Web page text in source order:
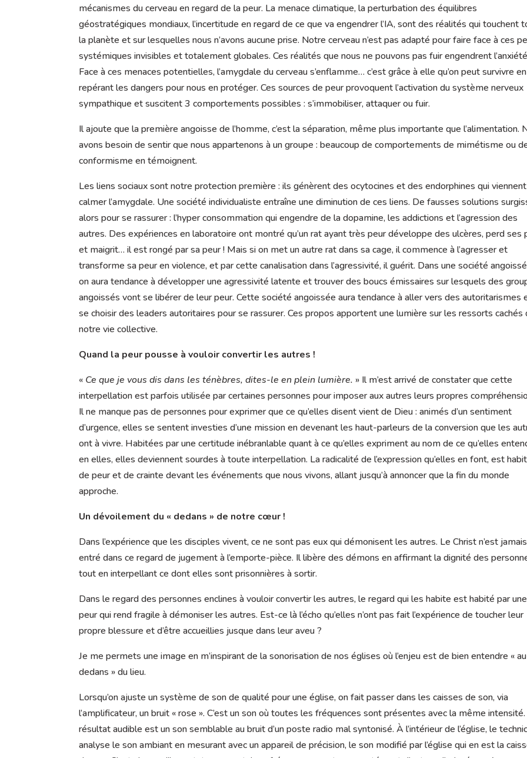
mécanismes du cerveau en regard de la peur. La menace climatique, la perturbation des équilibres
géostratégiques mondiaux, l’incertitude en regard de ce que va engendrer l’IA, sont des réalités qui touchent
la planète et sur lesquelles nous n’avons aucune prise. Notre cerveau n’est pas adapté pour faire face à ces
systémiques invisibles et totalement globales. Ces réalités que nous ne pouvons pas fuir engendrent
Face à ces menaces potentielles, l’amygdale du cerveau s’enflamme… c’est grâce à elle qu’on peut survivre en
repérant les dangers pour nous en protéger. Ces sources de peur provoquent l’activation du système nerveux
sympathique et suscitent 3 comportements possibles : s’immobiliser, attaquer ou fuir.
Il ajoute que la première angoisse de l’homme, c’est la séparation, même plus importante que l’alimentation.
avons besoin de sentir que nous appartenons à un groupe : beaucoup de comportements de mimétisme ou
conformisme en témoignent.
Les liens sociaux sont notre protection première : ils génèrent des ocytocines et des endorphines qui viennent
calmer l’amygdale. Une société individualiste entraîne une diminution de ces liens. De fausses solutions
alors pour se rassurer : l’hyper consommation qui engendre de la dopamine, les addictions et l’agression des
autres. Des expériences en laboratoire ont montré qu’un rat ayant très peur développe des ulcères, perd ses
et maigrit… il est rongé par sa peur ! Mais si on met un autre rat dans sa cage, il commence à l’agresser et
transforme sa peur en violence, et par cette canalisation dans l’agressivité, il guérit. Dans une société
on aura tendance à développer une agressivité latente et trouver des boucs émissaires sur lesquels des
angoissés vont se libérer de leur peur. Cette société angoissée aura tendance à aller vers des autoritarismes
se choisir des leaders autoritaires pour se rassurer. Ces propos apportent une lumière sur les ressorts cachés
notre vie collective.
Quand la peur pousse à vouloir convertir les autres !
« Ce que je vous dis dans les ténèbres, dites-le en plein lumière. » Il m’est arrivé de constater que cette
interpellation est parfois utilisée par certaines personnes pour imposer aux autres leurs propres
Il ne manque pas de personnes pour exprimer que ce qu’elles disent vient de Dieu : animés d’un sentiment
d’urgence, elles se sentent investies d’une mission en devenant les haut-parleurs de la conversion que les
ont à vivre. Habitées par une certitude inébranlable quant à ce qu’elles expriment au nom de ce qu’elles
en elles, elles deviennent sourdes à toute interpellation. La radicalité de l’expression qu’elles en font, est
de peur et de crainte devant les événements que nous vivons, allant jusqu’à annoncer que la fin du monde
approche.
Un dévoilement du « dedans » de notre cœur !
Dans l’expérience que les disciples vivent, ce ne sont pas eux qui démonisent les autres. Le Christ n’est jamais
entré dans ce regard de jugement à l’emporte-pièce. Il libère des démons en affirmant la dignité des
tout en interpellant ce dont elles sont prisonnières à sortir.
Dans le regard des personnes enclines à vouloir convertir les autres, le regard qui les habite est habité par une
peur qui rend fragile à démoniser les autres. Est-ce là l’écho qu’elles n’ont pas fait l’expérience de toucher leur
propre blessure et d’être accueillies jusque dans leur aveu ?
Je me permets une image en m’inspirant de la sonorisation de nos églises où l’enjeu est de bien entendre «
dedans » du lieu.
Lorsqu’on ajuste un système de son de qualité pour une église, on fait passer dans les caisses de son, via
l’amplificateur, un bruit « rose ». C’est un son où toutes les fréquences sont présentes avec la même
résultat audible est un son semblable au bruit d’un poste radio mal syntonisé. À l’intérieur de l’église, le
analyse le son ambiant en mesurant avec un appareil de précision, le son modifié par l’église qui en est la